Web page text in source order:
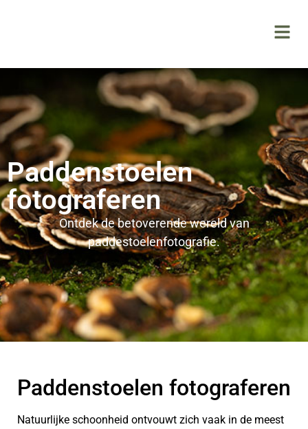
Paddenstoelen
fotograferen
Ontdek de betoverende wereld van
paddestoelenfotografie.
Paddenstoelen fotograferen
Natuurlijke schoonheid ontvouwt zich vaak in de meest